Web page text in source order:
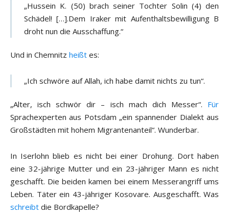
„Hussein K. (50) brach seiner Tochter Solin (4) den
Schädel! […].Dem Iraker mit Aufenthaltsbewilligung B
droht nun die Ausschaffung.“
Und in Chemnitz heißt es:
„Ich schwöre auf Allah, ich habe damit nichts zu tun“.
„Alter, isch schwör dir – isch mach dich Messer“. Für
Sprachexperten aus Potsdam „ein spannender Dialekt aus
Großstädten mit hohem Migrantenanteil“. Wunderbar.
In Iserlohn blieb es nicht bei einer Drohung. Dort haben
eine 32-jährige Mutter und ein 23-jähriger Mann es nicht
geschafft. Die beiden kamen bei einem Messerangriff ums
Leben. Täter ein 43-jähriger Kosovare. Ausgeschafft. Was
schreibt die Bordkapelle?